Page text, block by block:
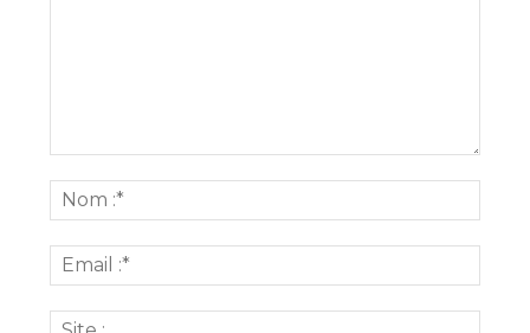
:*
:*